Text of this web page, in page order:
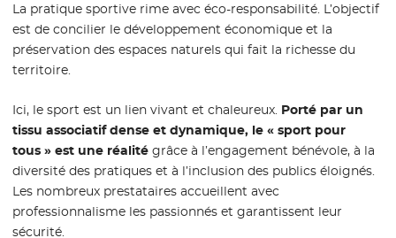
La pratique sportive rime avec éco-responsabilité. L’objectif
est de concilier le développement économique et la
préservation des espaces naturels qui fait la richesse du
territoire.
Ici, le sport est un lien vivant et chaleureux. Porté par un
tissu associatif dense et dynamique, le « sport pour
tous » est une réalité grâce à l’engagement bénévole, à la
diversité des pratiques et à l’inclusion des publics éloignés.
Les nombreux prestataires accueillent avec
professionnalisme les passionnés et garantissent leur
sécurité.